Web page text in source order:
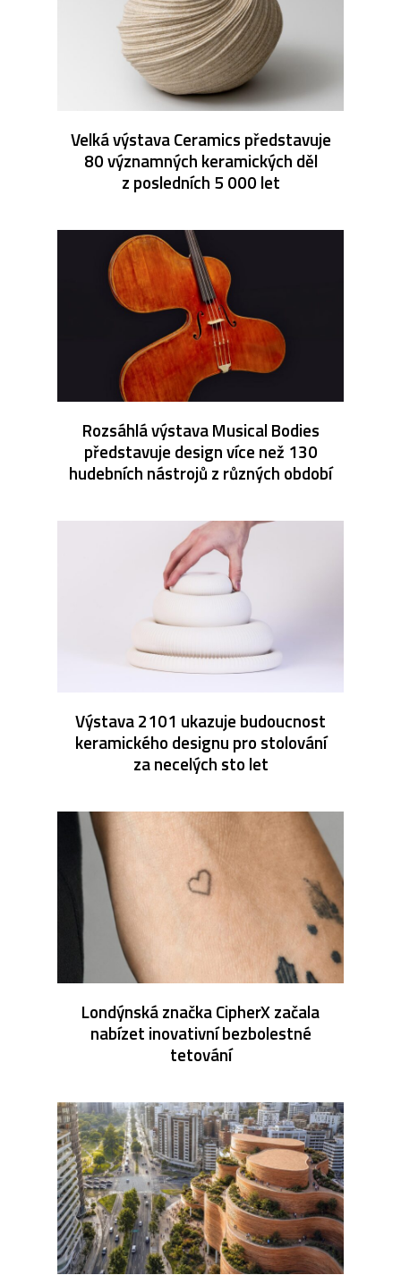
Velká výstava Ceramics představuje
80 významných keramických děl
z posledních 5 000 let
Rozsáhlá výstava Musical Bodies
představuje design více než 130
hudebních nástrojů z různých období
Výstava 2101 ukazuje budoucnost
keramického designu pro stolování
za necelých sto let
Londýnská značka CipherX začala
nabízet inovativní bezbolestné
tetování